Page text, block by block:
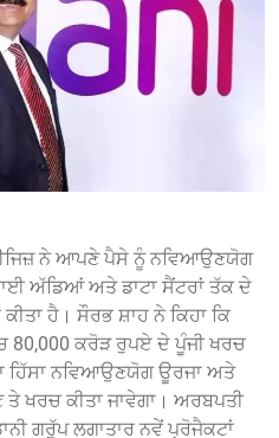
ਨੇ ਆਪਣੇ ਪੈਸੇ ਨੂੰ ਨਵਿਆਉਣਯੋਗ
ਅੱਡਿਆਂ ਅਤੇ ਡਾਟਾ ਸੈਂਟਰਾਂ ਤੱਕ ਦੇ
ਹੈ। ਸੌਰਭ ਸ਼ਾਹ ਨੇ ਕਿਹਾ ਕਿ
80,000 ਕਰੋੜ ਰੁਪਏ ਦੇ ਪੂੰਜੀ ਖਰਚ
ਹਿੱਸਾ ਨਵਿਆਉਣਯੋਗ ਊਰਜਾ ਅਤੇ
ਖਰਚ ਕੀਤਾ ਜਾਵੇਗਾ। ਅਰਬਪਤੀ
ਗਰੁੱਪ ਲਗਾਤਾਰ ਨਵੇਂ ਪ੍ਰੋਜੈਕਟਾਂ